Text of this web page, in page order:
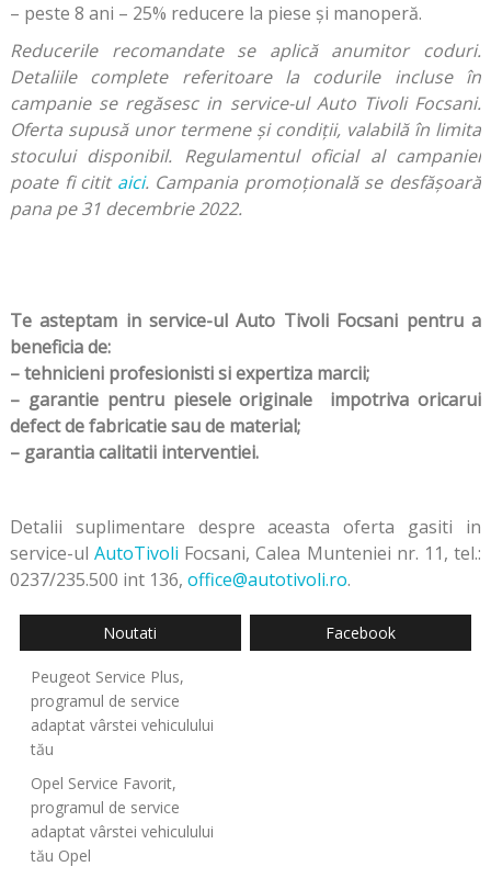
– peste 8 ani – 25% reducere la piese și manoperă.
Reducerile recomandate se aplică anumitor coduri.
Detaliile complete referitoare la codurile incluse în
campanie se regăsesc in service-ul Auto Tivoli Focsani.
Oferta supusă unor termene și condiții, valabilă în limita
stocului disponibil. Regulamentul oficial al campaniei
poate fi citit aici. Campania promoţională se desfăşoară
pana pe 31 decembrie 2022.
Te asteptam in service-ul Auto Tivoli Focsani pentru a
beneficia de:
– tehnicieni profesionisti si expertiza marcii;
– garantie pentru piesele originale impotriva oricarui
defect de fabricatie sau de material;
– garantia calitatii interventiei.
Detalii suplimentare despre aceasta oferta gasiti in
service-ulAutoTivoli Focsani, Calea Munteniei nr. 11, tel.:
0237/235.500 int 136, office@autotivoli.ro.
Noutati
Peugeot Service Plus,
programul de service
adaptat vârstei vehiculului
tău
Opel Service Favorit,
programul de service
adaptat vârstei vehiculului
tău Opel
Facebook